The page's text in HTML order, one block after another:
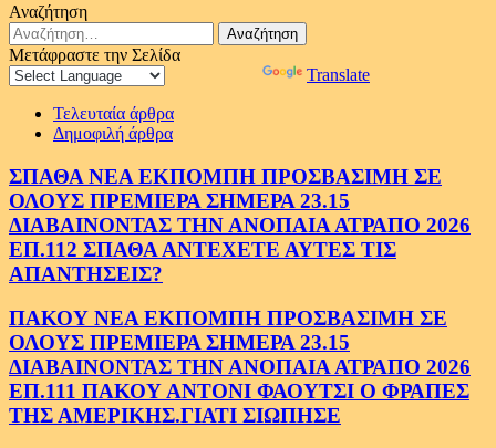
Αναζήτηση
Αναζήτηση
για:
Μετάφραστε την Σελίδα
Translate
Τελευταία άρθρα
Δημοφιλή άρθρα
ΣΠΑΘΑ ΝΕΑ ΕΚΠΟΜΠΗ ΠΡΟΣΒΑΣΙΜΗ ΣΕ
ΟΛΟΥΣ ΠΡΕΜΙΕΡΑ ΣΗΜΕΡΑ 23.15
ΔΙΑΒΑΙΝΟΝΤΑΣ ΤΗΝ ΑΝΟΠΑΙΑ ΑΤΡΑΠΟ 2026
ΕΠ.112 ΣΠΑΘΑ ΑΝΤΕΧΕΤΕ ΑΥΤΕΣ ΤΙΣ
ΑΠΑΝΤΗΣΕΙΣ?
ΠΑΚΟΥ ΝΕΑ ΕΚΠΟΜΠΗ ΠΡΟΣΒΑΣΙΜΗ ΣΕ
ΟΛΟΥΣ ΠΡΕΜΙΕΡΑ ΣΗΜΕΡΑ 23.15
ΔΙΑΒΑΙΝΟΝΤΑΣ ΤΗΝ ΑΝΟΠΑΙΑ ΑΤΡΑΠΟ 2026
ΕΠ.111 ΠΑΚΟΥ ΑΝΤΟΝΙ ΦΑΟΥΤΣΙ Ο ΦΡΑΠΕΣ
ΤΗΣ ΑΜΕΡΙΚΗΣ.ΓΙΑΤΙ ΣΙΩΠΗΣΕ